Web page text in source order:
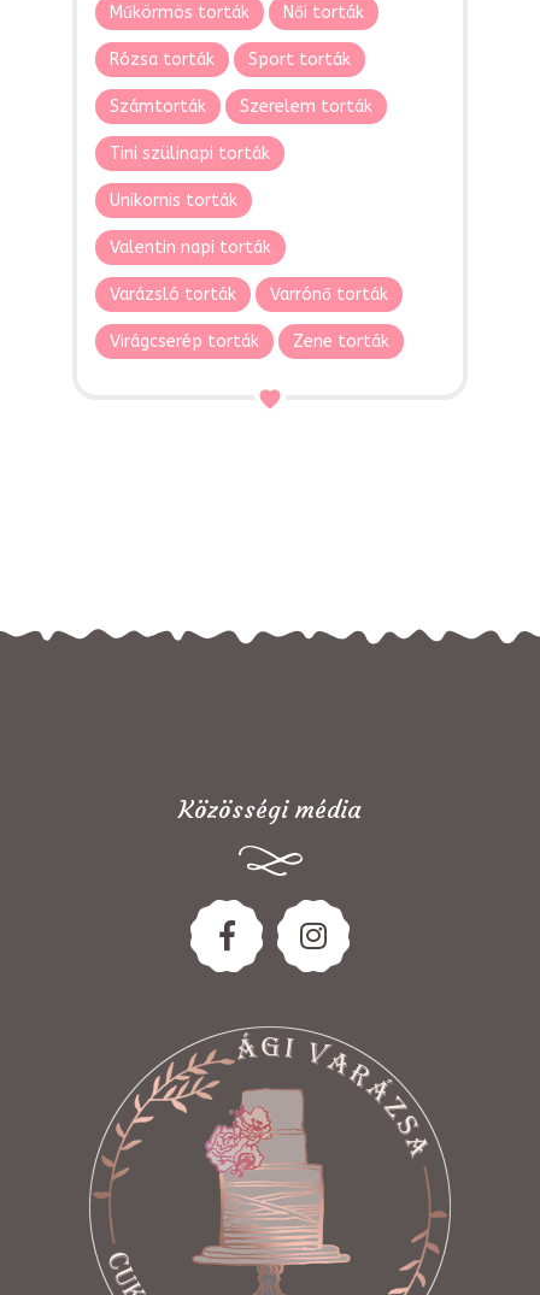
Műkörmös torták Női torták
Rózsa torták Sport torták
Számtorták Szerelem torták
Tini szülinapi torták
Unikornis torták
Valentin napi torták
Varázsló torták Varrónő torták
Virágcserép torták Zene torták
Közösségi média